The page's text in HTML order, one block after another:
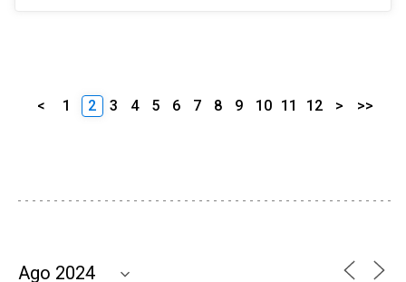
< 1 2 3 4 5 6 7 8 9 10 11 12 > >>